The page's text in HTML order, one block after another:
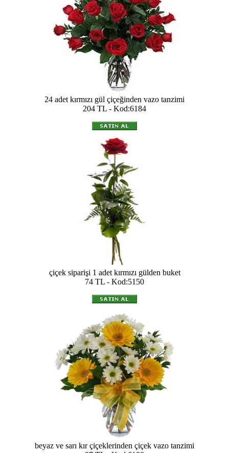
24 adet kırmızı gül çiçeğinden vazo tanzimi
204 TL - Kod:6184
çiçek siparişi 1 adet kırmızı gülden buket
74 TL - Kod:5150
beyaz ve sarı kır çiçeklerinden çiçek vazo tanzimi